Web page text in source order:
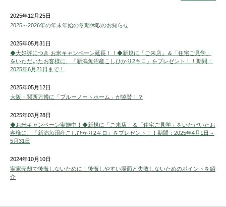
2025年12月25日
2025～2026年の年末年始の冬期休暇のお知らせ
2025年05月31日
◆大好評につき お米キャンペーン延長！！◆新規に「ご来店」＆「住宅ご見学」
をいただいたお客様に、『新潟魚沼産こしひかり2キロ』をプレゼント！！期間：
2025年6月21日まで！
2025年05月12日
大阪・関西万博に「ブルーノートホーム」が協賛！？
2025年03月28日
◆お米キャンペーン実施中！◆新規に「ご来店」＆「住宅ご見学」をいただいたお
客様に、『新潟魚沼産こしひかり2キロ』をプレゼント！！期間：2025年4月1日～
5月31日
2024年10月10日
実家売却で後悔しないために！後悔しやすい場面と失敗しないためのポイントを紹
介